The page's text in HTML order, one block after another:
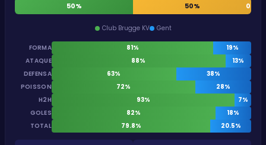
50% 50% 0%
Club Brugge KV Gent
FORMA 81%
19%
ATAQUE
88%
13%
DEFENSA
63%
38%
POISSON
72%
28%
H2H
93%
7%
GOLES
82%
18%
TOTAL
79.8% 20.5%